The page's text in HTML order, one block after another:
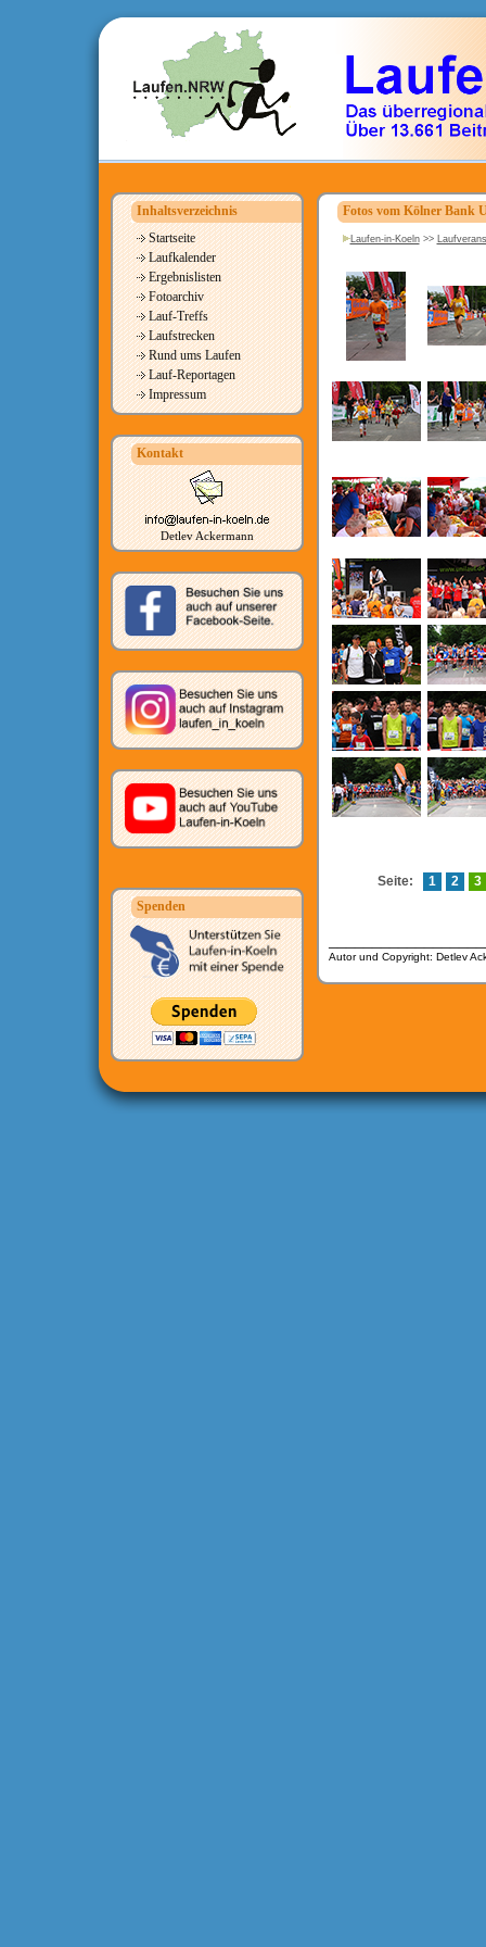
Inhaltsverzeichnis
Startseite
Laufkalender
Ergebnislisten
Fotoarchiv
Lauf-Treffs
Laufstrecken
Rund ums Laufen
Lauf-Reportagen
Impressum
Kontakt
Detlev Ackermann
Spenden
Fotos vom Kölner Bank
Laufen-in-Koeln>>
Seite: 1 2 3
Autor und Copyright: Detlev